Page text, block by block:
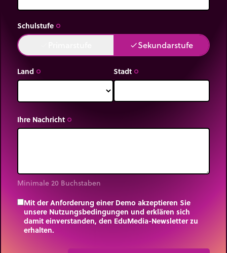
Schulstufe trip_origin
doneSekundarstufe
Land trip_origin Stadt trip_origin
Ihre Nachricht trip_origin
Minimale 20 Buchstaben
Mit der Anforderung einer Demo akzeptieren Sie
unsere Nutzungsbedingungen und erklären sich
damit einverstanden, den EduMedia-Newsletter zu
erhalten.